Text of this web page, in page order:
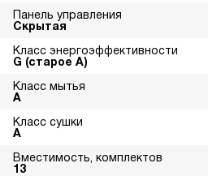
Панель управления
Скрытая
Класс энергоэффективности
G (старое A)
Класс мытья
A
Класс сушки
A
Вместимость, комплектов
13